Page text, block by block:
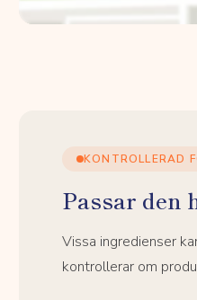
KONTROLLERAD
Passar den
Vissa ingredienser
kontrollerar om